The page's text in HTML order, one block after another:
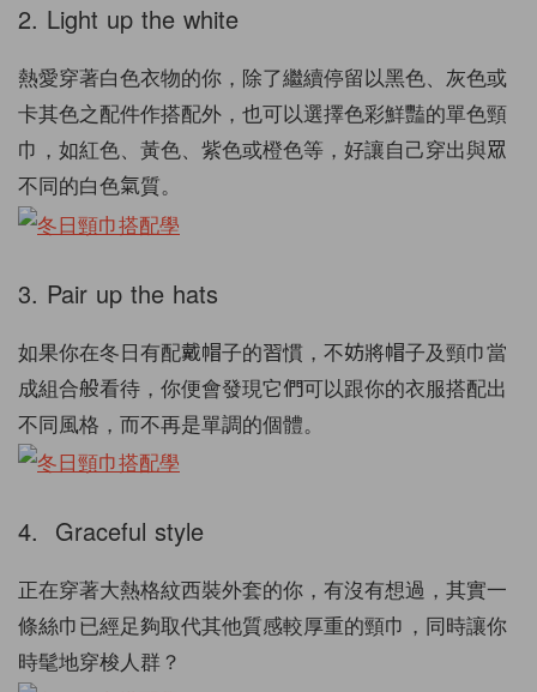
2. Light up the white
熱愛穿著白色衣物的你，除了繼續停留以黑色、灰色或
卡其色之配件作搭配外，也可以選擇色彩鮮豔的單色頸
巾，如紅色、黃色、紫色或橙色等，好讓自己穿出與眾
不同的白色氣質。
3. Pair up the hats
如果你在冬日有配戴帽子的習慣，不妨將帽子及頸巾當
成組合般看待，你便會發現它們可以跟你的衣服搭配出
不同風格，而不再是單調的個體。
4. Graceful style
正在穿著大熱格紋西裝外套的你，有沒有想過，其實一
條絲巾已經足夠取代其他質感較厚重的頸巾，同時讓你
時髦地穿梭人群？